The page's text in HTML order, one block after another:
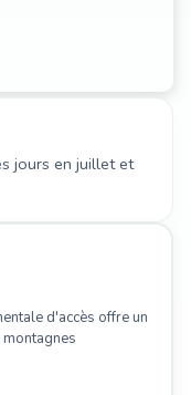
jours en juillet et
d'accès offre un